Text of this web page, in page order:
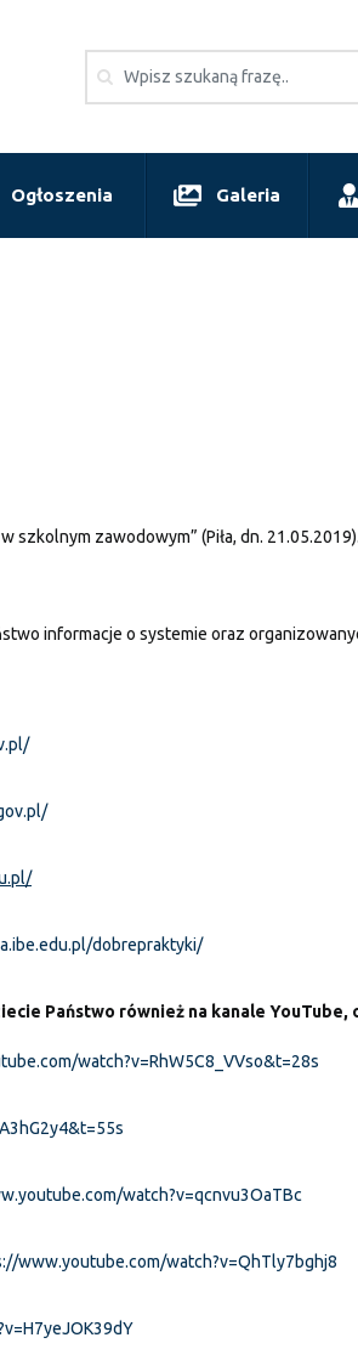
Ogłoszenia Galeria
szkolnym zawodowym” (Piła, dn. 21.05.2019).
informacje o systemie oraz
dobrepraktyki/
Państwo również na kanale YouTube,
watch?v=RhW5C8_VVso&t=28s
watch?v=qcnvu3OaTBc
www.youtube.com/watch?v=QhTly7bghj8